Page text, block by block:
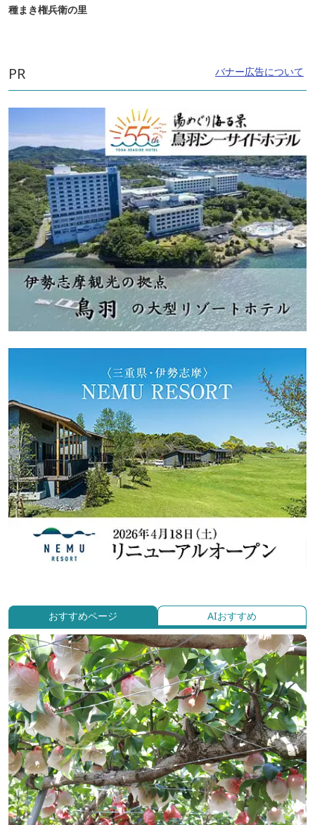
種まき権兵衛の里
PR バナー広告について
おすすめページ AIおすすめ